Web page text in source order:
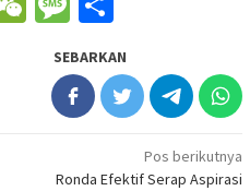
SEBARKAN
Pos berikutnya
Ronda Efektif Serap Aspirasi